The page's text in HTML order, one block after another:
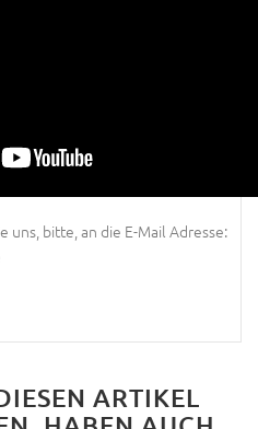
uns, bitte, an die E-Mail Adresse:
ARTIKEL